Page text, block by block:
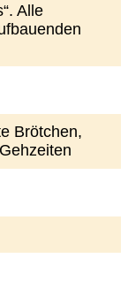
Alle
Brötchen,